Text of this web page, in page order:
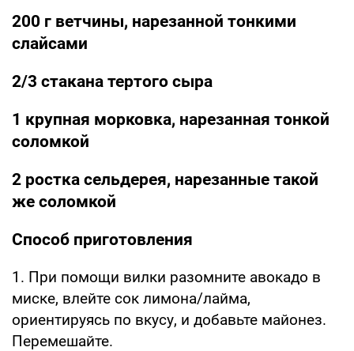
200 г ветчины, нарезанной тонкими
слайсами
2/3 стакана тертого сыра
1 крупная морковка, нарезанная тонкой
соломкой
2 ростка сельдерея, нарезанные такой
же соломкой
Способ приготовления
1. При помощи вилки разомните авокадо в
миске, влейте сок лимона/лайма,
ориентируясь по вкусу, и добавьте майонез.
Перемешайте.